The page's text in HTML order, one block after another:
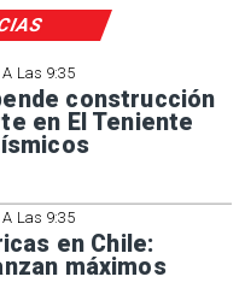
A Las 9:35
construcción
en El Teniente
A Las 9:35
en Chile:
máximos